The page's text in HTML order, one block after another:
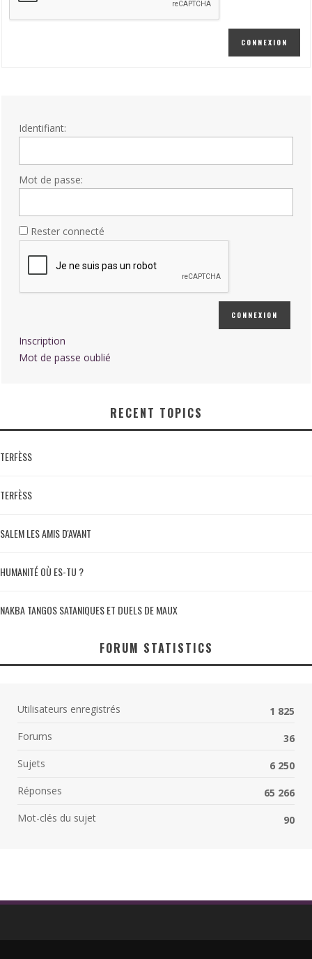
CONNEXION
Identifiant:
Mot de passe:
Rester connecté
CONNEXION
Inscription
Mot de passe oublié
RECENT TOPICS
TERFÈSS
TERFÈSS
SALEM LES AMIS D'AVANT
HUMANITÉ OÙ ES-TU ?
NAKBA TANGOS SATANIQUES ET DUELS DE MAUX
FORUM STATISTICS
Utilisateurs enregistrés
1 825
Forums
36
Sujets
6 250
Réponses
65 266
Mot-clés du sujet
90